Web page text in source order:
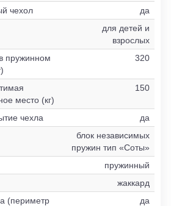
чехол
да
для детей и
взрослых
пружинном
320
место (кг)
150
чехла
да
блок независимых
пружин тип «Соты»
пружинный
жаккард
(периметр
да